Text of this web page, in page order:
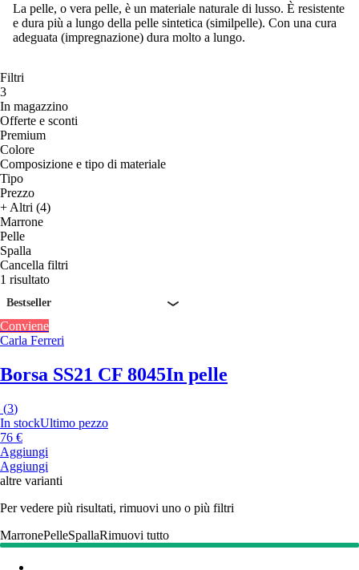
La pelle, o vera pelle, è un materiale naturale di lusso. È resistente
e dura più a lungo della pelle sintetica (similpelle). Con una cura
adeguata (impregnazione) dura molto a lungo.
Filtri
3
In magazzino
Offerte e sconti
Premium
Colore
Composizione e tipo di materiale
Tipo
Prezzo
+ Altri (4)
Marrone
Pelle
Spalla
Cancella filtri
1 risultato
Bestseller
Conviene
Carla Ferreri
Borsa SS21 CF 8045In pelle
(3)
In stockUltimo pezzo
76 €
Aggiungi
Aggiungi
altre varianti
Per vedere più risultati, rimuovi uno o più filtri
MarronePelleSpallaRimuovi tutto